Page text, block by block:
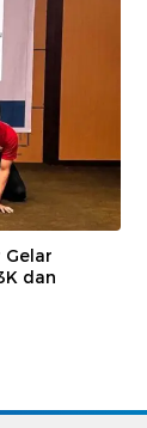
Gelar
dan